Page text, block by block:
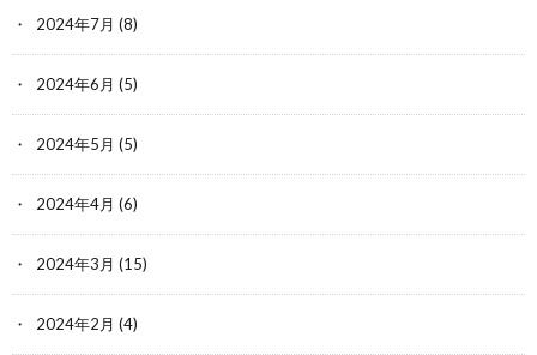
2024年7月 (8)
2024年6月 (5)
2024年5月 (5)
2024年4月 (6)
2024年3月 (15)
2024年2月 (4)